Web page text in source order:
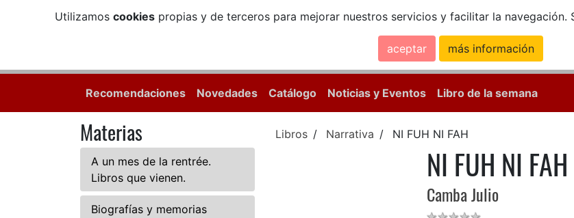
Utilizamos cookiespropias y de terceros para mejorar nuestros servicios y facilitar la navegación.
aceptar más información
Recomendaciones Novedades Catálogo Noticias y Eventos Libro de la semana
Materias
A un mes de la rentrée.
Libros que vienen.
Biografías y memorias
Libros Narrativa NI FUH NI FAH
NI FUH NI FAH
Camba Julio